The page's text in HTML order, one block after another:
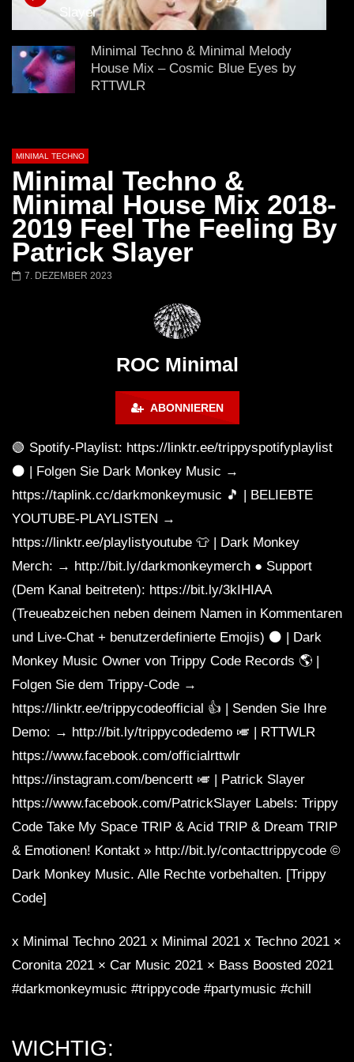
Ricardo Villalobos @ Stereo,
Montreal (June 2017)
NEW Exclusive Set
BREJCHA
Slayer
Minimal Techno & Minimal Melody
House Mix – Cosmic Blue Eyes by
RTTWLR
Minimal Techno Mix Classic Cartoon
High Trip Set 4 by RTTWLR
Minimal Techno Set 2017 [ MINIMAL
TECHNO PSYMINIMAL]
MINIMAL TECHNO MIX 2019 VOL 3
Minimal Techno Mix EDM Minimal Mad
Cuphead by RTTWLR
2019 MINIMAL TECHNO MIXMelodic
House & Techno / Deep House /
Progressive House 2019 VOL6
Crazy Monkey By Patrick Slayer
Minimal Techno Mix 2022 – Do You
Light A Cigarette?! By Monkey Dealer
Minimal Techno & Minimal House Mix
Best Dark Monkeys [High Trip Set] by
Patrick Slayer
Techno ISTANBUL @ORIGINAL MIX
Cartoon High Trip Set 2 by RTTWLR
Minimal Techno Mix CLASSIC HIGH
MINIMAL TECHNO
Minimal Techno &
Minimal House Mix 2018-
2019 Feel The Feeling By
Patrick Slayer
7. DEZEMBER 2023
ROC Minimal
ABONNIEREN
🟢 Spotify-Playlist: https://linktr.ee/trippyspotifyplaylist
⚫️ | Folgen Sie Dark Monkey Music →
https://taplink.cc/darkmonkeymusic 🎵 | BELIEBTE
YOUTUBE-PLAYLISTEN →
https://linktr.ee/playlistyoutube 👕 | Dark Monkey
Merch: → http://bit.ly/darkmonkeymerch ● Support
(Dem Kanal beitreten): https://bit.ly/3kIHIAA
(Treueabzeichen neben deinem Namen in Kommentaren
und Live-Chat + benutzerdefinierte Emojis) ⚫️ | Dark
Monkey Music Owner von Trippy Code Records 🌎 |
Folgen Sie dem Trippy-Code →
https://linktr.ee/trippycodeofficial 👍 | Senden Sie Ihre
Demo: → http://bit.ly/trippycodedemo 🎺 | RTTWLR
https://www.facebook.com/officialrttwlr
https://instagram.com/bencertt 🎺 | Patrick Slayer
https://www.facebook.com/PatrickSlayer Labels: Trippy
Code Take My Space TRIP & Acid TRIP & Dream TRIP
& Emotionen! Kontakt » http://bit.ly/contacttrippycode ©
Dark Monkey Music. Alle Rechte vorbehalten. [Trippy
Code]
x Minimal Techno 2021 x Minimal 2021 x Techno 2021 ×
Coronita 2021 × Car Music 2021 × Bass Boosted 2021
#darkmonkeymusic #trippycode #partymusic #chill
WICHTIG: